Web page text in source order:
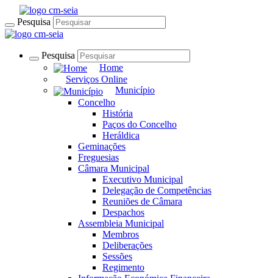
Pesquisa
Pesquisa
Home
Serviços Online
Município
Concelho
História
Paços do Concelho
Heráldica
Geminações
Freguesias
Câmara Municipal
Executivo Municipal
Delegação de Competências
Reuniões de Câmara
Despachos
Assembleia Municipal
Membros
Deliberações
Sessões
Regimento